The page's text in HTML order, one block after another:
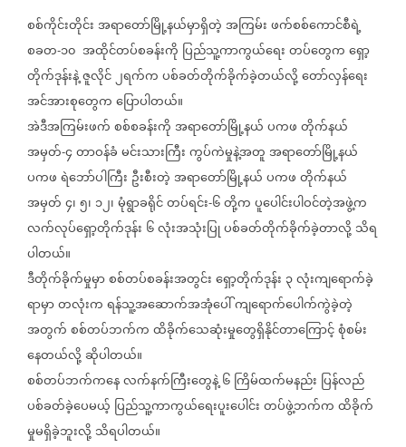
စစ်ကိုင်းတိုင်းအရာတော်မြို့နယ်မှာရှိတဲ့အကြမ်းဖက်စစ်ကောင်စီရဲ့
စခတ-၁၀ အထိုင်တပ်စခန်းကို ပြည်သူ့ကာကွယ်ရေးတပ်‌တွေကရှော့
တိုက်ဒုန်းနဲ့ဇူလိုင်၂ရက်ကပစ်ခတ်တိုက်ခိုက်ခဲ့တယ်လို့တော်လှန်ရေး
အင်အားစုတွေကပြောပါတယ်။
အဲဒီအကြမ်းဖက်စစ်စခန်းကိုအရာတော်မြို့နယ်ပကဖတိုက်နယ်
အမှတ်-၄တာဝန်ခံမင်းသားကြီးကွပ်ကဲမှုနဲ့အတူအရာတော်မြို့နယ်
ပကဖရဲဘော်ပါကြီး ဦးစီးတဲ့အရာတော်မြို့နယ်ပကဖတိုက်နယ်
အမှတ်၄၊၅၊ ၁၂၊မုံရွာခရိုင်တပ်ရင်း-၆တို့ကပူပေါင်းပါဝင်တဲ့အဖွဲ့က
လက်လုပ်ရှော့တိုက်ဒုန်း ၆လုံးအသုံးပြုပစ်ခတ်တိုက်ခိုက်ခဲ့တာလို့သိရ
ပါတယ်။
ဒီတိုက်ခိုက်မှုမှာစစ်တပ်စခန်းအတွင်းရှော့တိုက်ဒုန်း ၃လုံးကျရောက်ခဲ့
ရာမှာတလုံးကရန်သူ့အဆောက်အအုံပေါ်ကျရောက်ပေါက်ကွဲခဲ့တဲ့
အတွက်စစ်တပ်ဘက်ကထိခိုက်သေဆုံးမှုတွေရှိနိုင်တာကြောင့်စုံစမ်း
နေတယ်လို့ဆိုပါတယ်။
စစ်တပ်ဘက်ကနေလက်နက်ကြီးတွေနဲ့၆ကြိမ်ထက်မနည်း ပြန်လည်
ပစ်ခတ်ခဲ့‌ပေမယ့် ပြည်သူ့ကာကွယ်ရေးပူးပေါင်းတပ်ဖွဲ့ဘက်ကထိခိုက်
မှုမရှိခဲ့ဘူးလို့သိရပါတယ်။